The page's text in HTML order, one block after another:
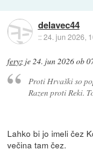
delavec44
::24. jun 2026,
feryz je24. jun 2026 ob
Proti Hrvaški so
Razen proti Reki.
Lahko bi jo imeli čez
večina tam čez.